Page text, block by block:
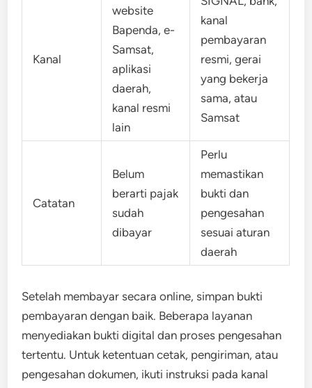
Kanal
website
Bapenda, e-
Samsat,
aplikasi
daerah,
kanal resmi
lain
kanal
pembayaran
resmi, gerai
yang bekerja
sama, atau
Samsat
Catatan
Belum
berarti pajak
sudah
dibayar
Perlu
memastikan
bukti dan
pengesahan
sesuai aturan
daerah
Setelah membayar secara online, simpan bukti
pembayaran dengan baik. Beberapa layanan
menyediakan bukti digital dan proses pengesahan
tertentu. Untuk ketentuan cetak, pengiriman, atau
pengesahan dokumen, ikuti instruksi pada kanal